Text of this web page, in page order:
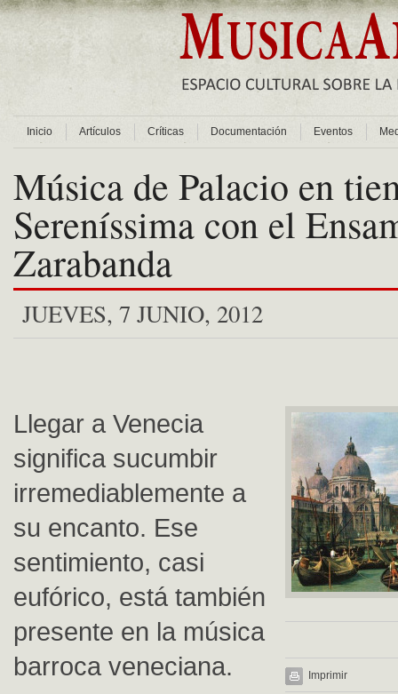
Inicio Artículos Críticas Documentación Eventos
Música de Palacio en
Sereníssima con el
Zarabanda
JUEVES, 7 JUNIO, 2012
Imprimir
Llegar a Venecia
significa sucumbir
irremediablemente a
su encanto. Ese
sentimiento, casi
eufórico, está también
presente en la música
barroca veneciana.